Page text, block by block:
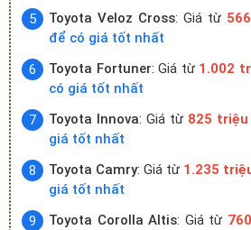
Toyota Veloz Cross: Giá từ
để có giá tốt nhất
Toyota Fortuner: Giá từ 1.002
có giá tốt nhất
Toyota Innova: Giá từ 825 triệu
giá tốt nhất
Toyota Camry: Giá từ 1.235
giá tốt nhất
Toyota Corolla Altis: Giá từ